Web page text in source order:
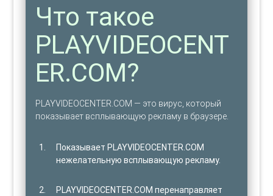
Что такое
PLAYVIDEOCENT
ER.COM?
PLAYVIDEOCENTER.COM — это вирус, который
показывает всплывающую рекламу в браузере.
Показывает PLAYVIDEOCENTER.COM
нежелательную всплывающую рекламу.
PLAYVIDEOCENTER.COM перенаправляет